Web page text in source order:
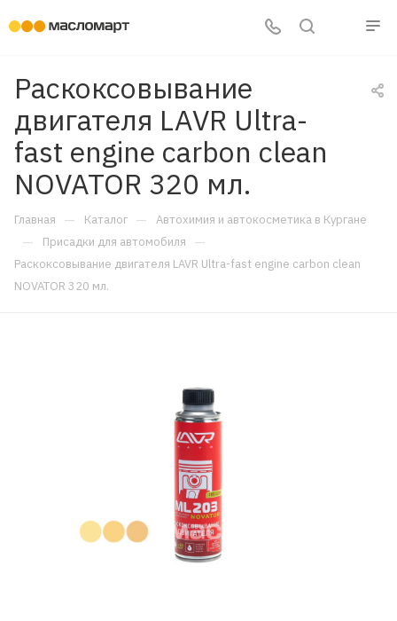
Раскоксовывание
двигателя LAVR Ultra-
fast engine carbon clean
NOVATOR 320 мл.
Главная — Каталог — Автохимия и автокосметика в Кургане
— Присадки для автомобиля —
Раскоксовывание двигателя LAVR Ultra-fast engine carbon clean
NOVATOR 320 мл.